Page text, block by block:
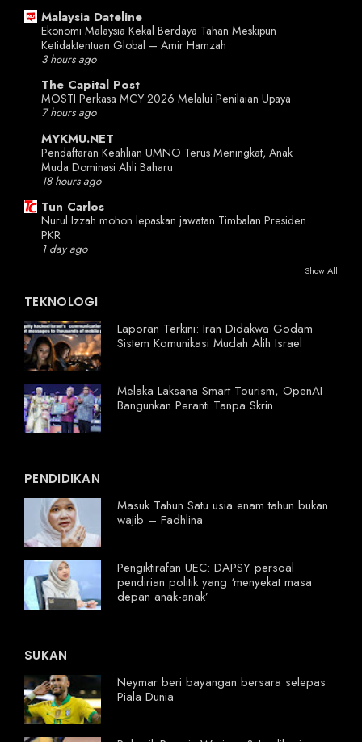
Malaysia Dateline
Ekonomi Malaysia Kekal Berdaya Tahan Meskipun
Ketidaktentuan Global – Amir Hamzah
3 hours ago
The Capital Post
MOSTI Perkasa MCY 2026 Melalui Penilaian Upaya
7 hours ago
MYKMU.NET
Pendaftaran Keahlian UMNO Terus Meningkat, Anak
Muda Dominasi Ahli Baharu
18 hours ago
Tun Carlos
Nurul Izzah mohon lepaskan jawatan Timbalan Presiden
PKR
1 day ago
Show All
TEKNOLOGI
Laporan Terkini: Iran Didakwa Godam
Sistem Komunikasi Mudah Alih Israel
Melaka Laksana Smart Tourism, OpenAI
Bangunkan Peranti Tanpa Skrin
PENDIDIKAN
Masuk Tahun Satu usia enam tahun bukan
wajib – Fadhlina
Pengiktirafan UEC: DAPSY persoal
pendirian politik yang ‘menyekat masa
depan anak-anak’
SUKAN
Neymar beri bayangan bersara selepas
Piala Dunia